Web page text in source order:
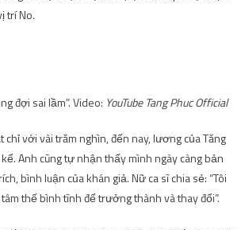
trí No.
đợi sai lầm”. Video: YouTube Tang Phuc Official
chỉ với vài trăm nghìn, đến nay, lương của Tăng
Anh cũng tự nhận thấy mình ngày càng bản
bình luận của khán giả. Nữ ca sĩ chia sẻ: “Tôi
thế bình tĩnh để trưởng thành và thay đổi”.